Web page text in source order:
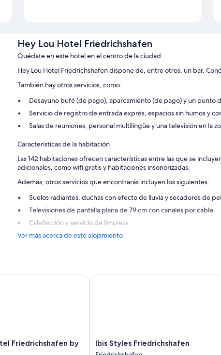
Hey Lou Hotel Friedrichshafen
Quédate en este hotel en el centro de la ciudad
Hey Lou Hotel Friedrichshafen dispone de, entre otros, un bar.
También hay otros servicios, como:
Desayuno bufé (de pago), aparcamiento (de pago) y un punto
Servicio de registro de entrada exprés, espacios sin humos y
Salas de reuniones, personal multilingüe y una televisión en la
Características de la habitación
Las 142 habitaciones ofrecen características entre las que se
adicionales, como wifi gratis y habitaciones insonorizadas.
Además, otros servicios que encontrarás incluyen los siguientes:
Suelos radiantes, duchas con efecto de lluvia y secadores de
Televisiones de pantalla plana de 79 cm con canales por cable
Calefacción y servicio de limpieza
Ver más acerca de este alojamiento
Friedrichshafen by
by IHG
Ibis
Styles
Ibis Styles Friedrichshafen
Ibis Styles Friedrichshafen